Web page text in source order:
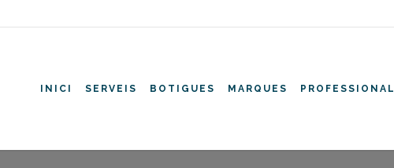
INICI SERVEIS BOTIGUES MARQUES PROFESSIONAL